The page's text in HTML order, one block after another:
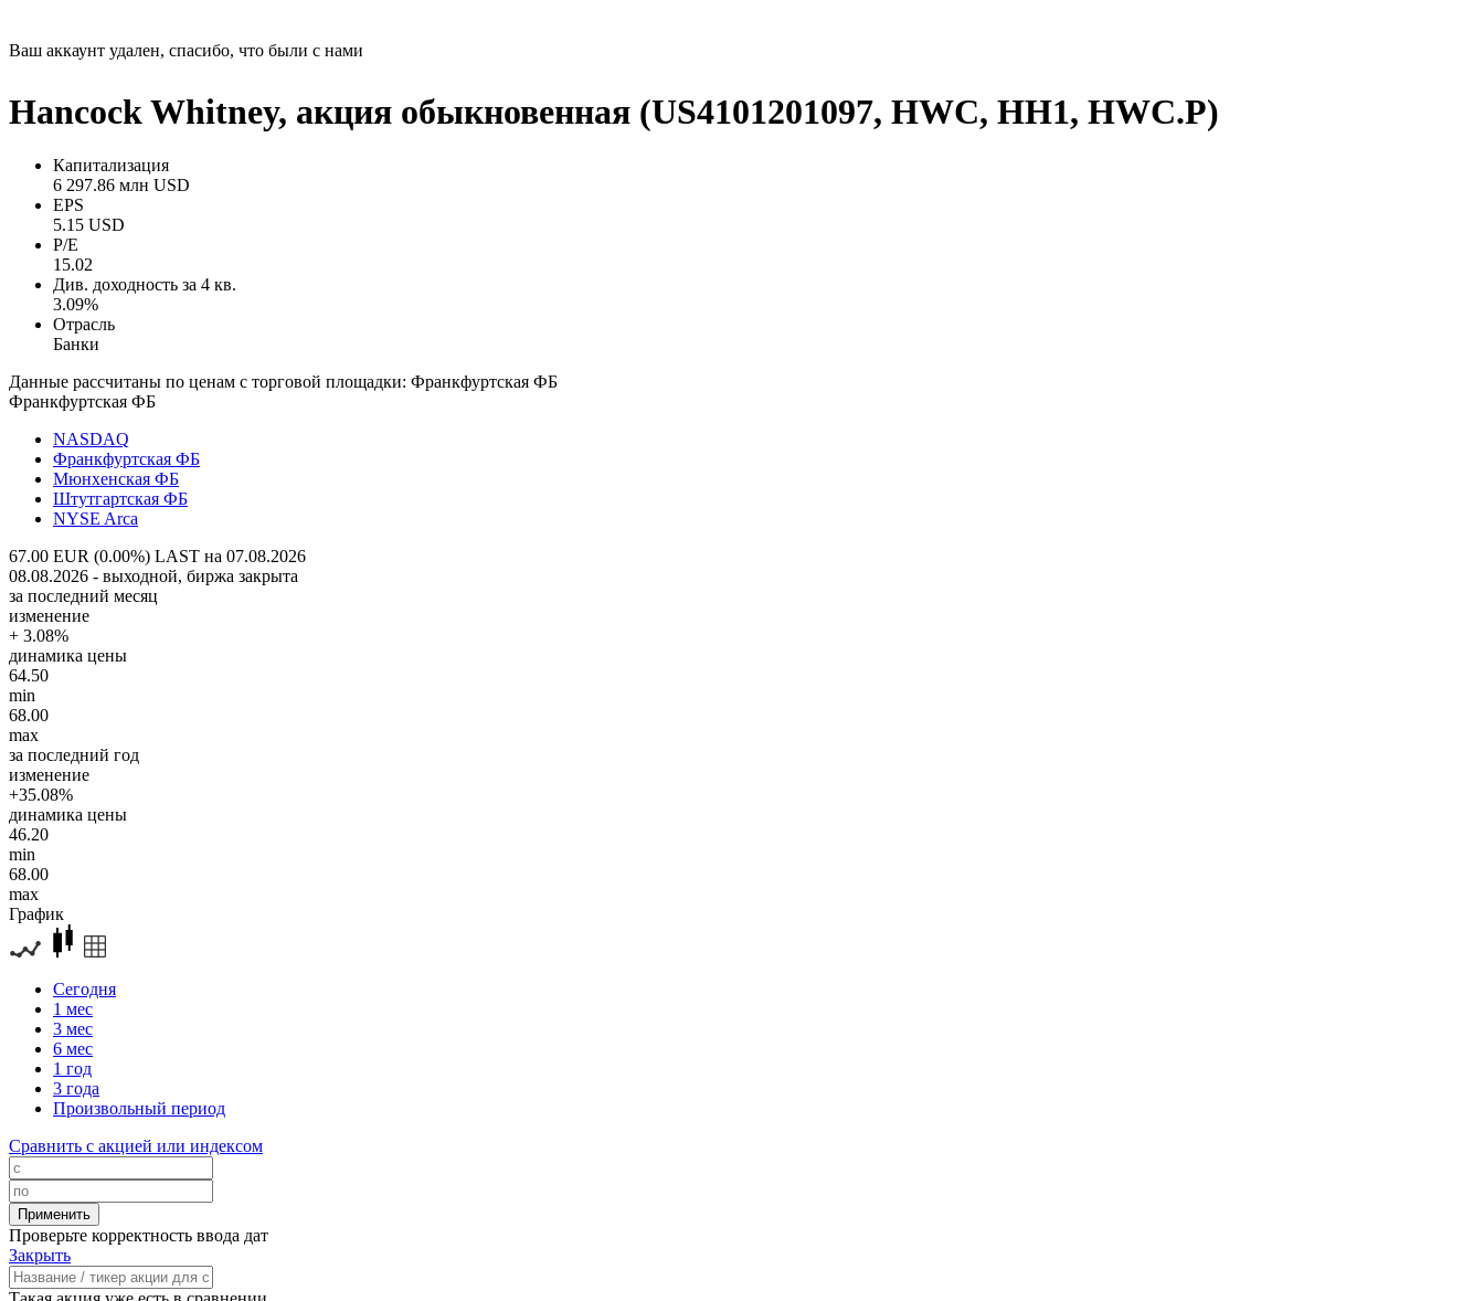
Ваш аккаунт удален, спасибо, что были с нами
Hancock Whitney, акция обыкновенная (US4101201097, HWC, HH1, HWC.P)
Капитализация
6 297.86 млн USD
EPS
5.15 USD
P/E
15.02
Див. доходность за 4 кв.
3.09%
Отрасль
Банки
Данные рассчитаны по ценам с торговой площадки: Франкфуртская ФБ
Франкфуртская ФБ
NASDAQ
Франкфуртская ФБ
Мюнхенская ФБ
Штутгартская ФБ
NYSE Arca
67.00 EUR (0.00%) LAST на 07.08.2026
08.08.2026 - выходной, биржа закрыта
за последний месяц
изменение
+ 3.08%
динамика цены
64.50
min
68.00
max
за последний год
изменение
+35.08%
динамика цены
46.20
min
68.00
max
График
Сегодня
1 мес
3 мес
6 мес
1 год
3 года
Произвольный период
Сравнить с акцией или индексом
Проверьте корректность ввода дат
Закрыть